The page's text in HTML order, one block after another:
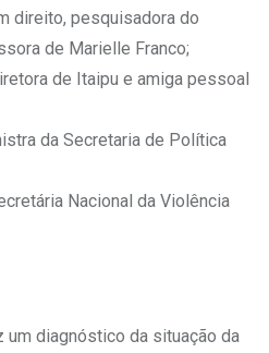
direito, pesquisadora do
de Marielle Franco;
de Itaipu e amiga pessoal
da Secretaria de Política
Nacional da Violência
diagnóstico da situação da